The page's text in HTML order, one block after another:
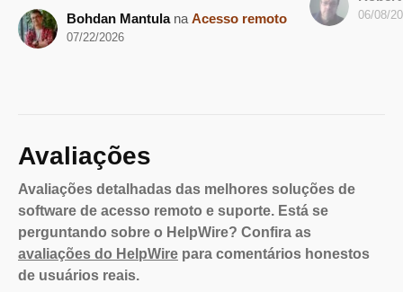
Bohdan Mantula na Acesso remoto
07/22/2026
06/08/
Avaliações
Avaliações detalhadas das melhores soluções de
software de acesso remoto e suporte. Está se
perguntando sobre o HelpWire? Confira as
avaliações do HelpWire para comentários honestos
de usuários reais.